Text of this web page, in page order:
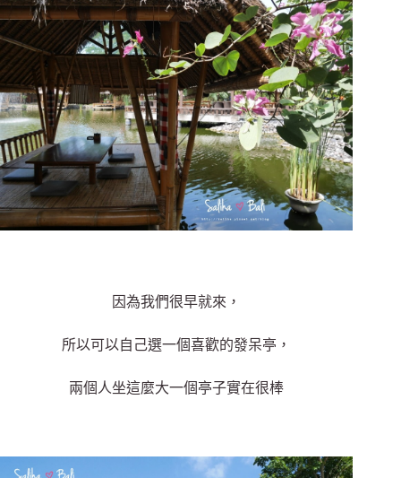
因為我們很早就來，
所以可以自己選一個喜歡的發呆亭，
兩個人坐這麼大一個亭子實在很棒